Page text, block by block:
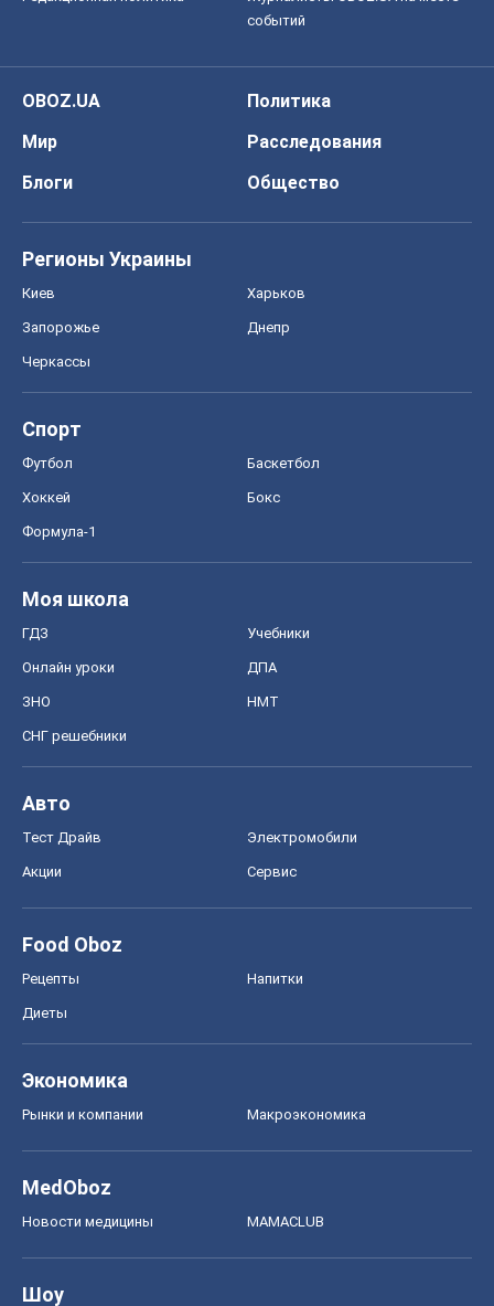
событий
OBOZ.UA
Политика
Мир
Расследования
Блоги
Общество
Регионы Украины
Киев Харьков
Запорожье Днепр
Черкассы
Спорт
Футбол Баскетбол
Хоккей Бокс
Формула-1
Моя школа
ГДЗ Учебники
Онлайн уроки ДПА
ЗНО НМТ
СНГ решебники
Авто
Тест Драйв Электромобили
Акции Сервис
Food Oboz
Рецепты Напитки
Диеты
Экономика
Рынки и компании Mакроэкономика
MedOboz
Новости медицины MAMACLUB
Шоу